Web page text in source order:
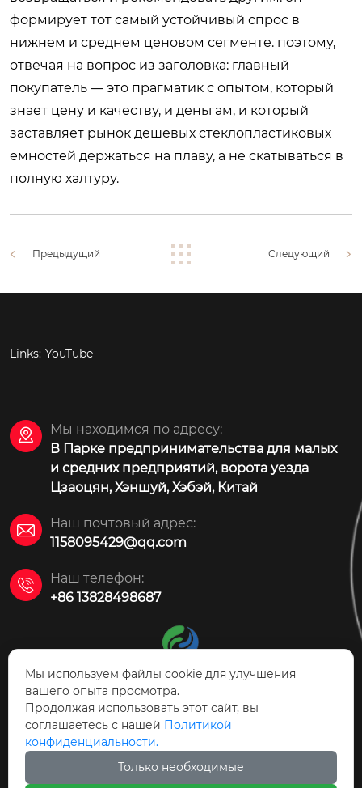
формирует тот самый устойчивый спрос в
нижнем и среднем ценовом сегменте. поэтому,
отвечая на вопрос из заголовка: главный
покупатель — это прагматик с опытом, который
знает цену и качеству, и деньгам, и который
заставляет рынок дешевых стеклопластиковых
емностей держаться на плаву, а не скатываться в
полную халтуру.
Предыдущий Следующий
Links: YouTube

Мы находимся по адресу:
В Парке предпринимательства для малых
и средних предприятий, ворота уезда
Цзаоцян, Хэншуй, Хэбэй, Китай

Наш почтовый адрес:
1158095429@qq.com

Наш телефон:
+86 13828498687
АО Технология защиты
окружающей среды Цзаоцян Ясинь
Мы используем файлы cookie для улучшения
вашего опыта просмотра.
Продолжая использовать этот сайт, вы
соглашаетесь с нашей Политикой
конфиденциальности.
Только необходимые